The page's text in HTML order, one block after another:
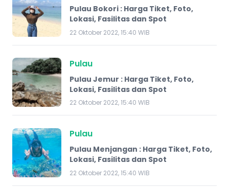
Pulau Bokori : Harga Tiket, Foto,
Lokasi, Fasilitas dan Spot
22 Oktober 2022, 15:40 WIB
Pulau
Pulau Jemur : Harga Tiket, Foto,
Lokasi, Fasilitas dan Spot
22 Oktober 2022, 15:40 WIB
Pulau
Pulau Menjangan : Harga Tiket, Foto,
Lokasi, Fasilitas dan Spot
22 Oktober 2022, 15:40 WIB